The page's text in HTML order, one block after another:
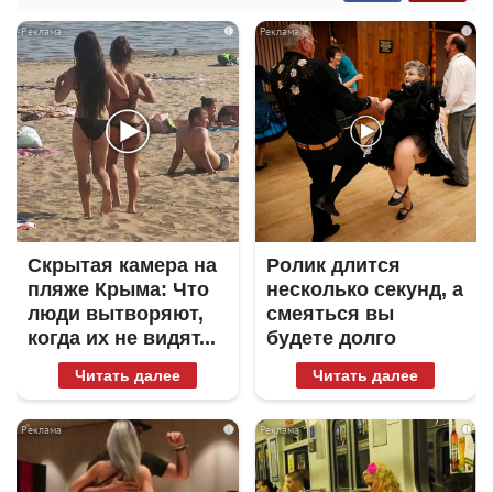
i
Скрытая камера на
пляже Крыма: Что
люди вытворяют,
когда их не видят...
Читать далее
i
Ролик длится
несколько секунд, а
смеяться вы
будете долго
Читать далее
i i